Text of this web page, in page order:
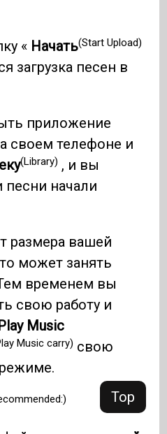
Top
« Начать(Start Upload)
загрузка песен в
приложение
своем телефоне и
(Library) , и вы
песни начали
размера вашей
может занять
временем вы
свою работу и
Music
Music carry) свою